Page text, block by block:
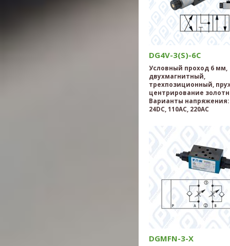
DG4V-3(S)-6С
Условный проход 6 мм,
двухмагнитный,
трехпозиционный,
центрирование
Варианты напряжения:
24DC, 110AC, 220AC
DGMFN-3-X